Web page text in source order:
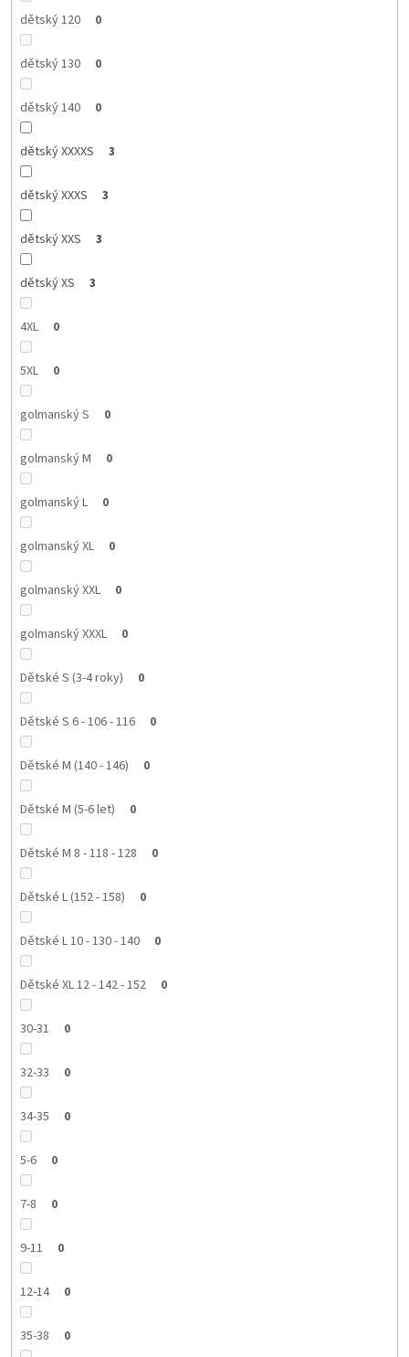
dětský 120 0
dětský 130 0
dětský 140 0
dětský XXXXS 3
dětský XXXS 3
dětský XXS 3
dětský XS 3
4XL 0
5XL 0
golmanský S 0
golmanský M 0
golmanský L 0
golmanský XL 0
golmanský XXL 0
golmanský XXXL 0
Dětské S (3-4 roky) 0
Dětské S 6 - 106 - 116 0
Dětské M (140 - 146) 0
Dětské M (5-6 let) 0
Dětské M 8 - 118 - 128 0
Dětské L (152 - 158) 0
Dětské L 10 - 130 - 140 0
Dětské XL 12 - 142 - 152 0
30-31 0
32-33 0
34-35 0
5-6 0
7-8 0
9-11 0
12-14 0
35-38 0